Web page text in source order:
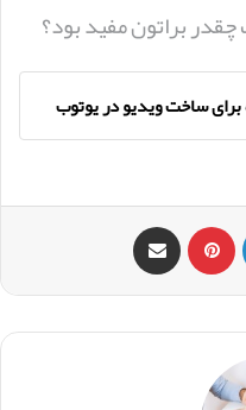
براتون مفید بود؟
برای ساخت ویدیو در یوتوب
‫پین‌ترست